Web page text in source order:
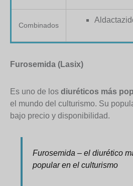
Combinados
Furosemida (Lasix)
Es uno de los diuréticos más
el mundo del culturismo. Su
bajo precio y disponibilidad.
Furosemida – el diurético
popular en el culturismo